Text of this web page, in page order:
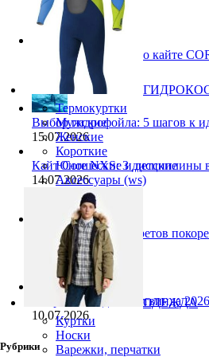
Термокуртки
Мужские
Женские
Короткие
Юношеские и детские
Аксессуары (ws)
ОДЕЖДА
Куртки
Носки
Варежки, перчатки
Pace Pro 2: 5 фактов о кайте
27.07.2026
Выбор гидрофойла: 5 шагов к
15.07.2026
Кайт Core NXS: 3 дисциплины
14.07.2026
Ranja Schlotte: 5 секретов
13.07.2026
Снаряжение для лайтвинда 2026
10.07.2026
Рубрики